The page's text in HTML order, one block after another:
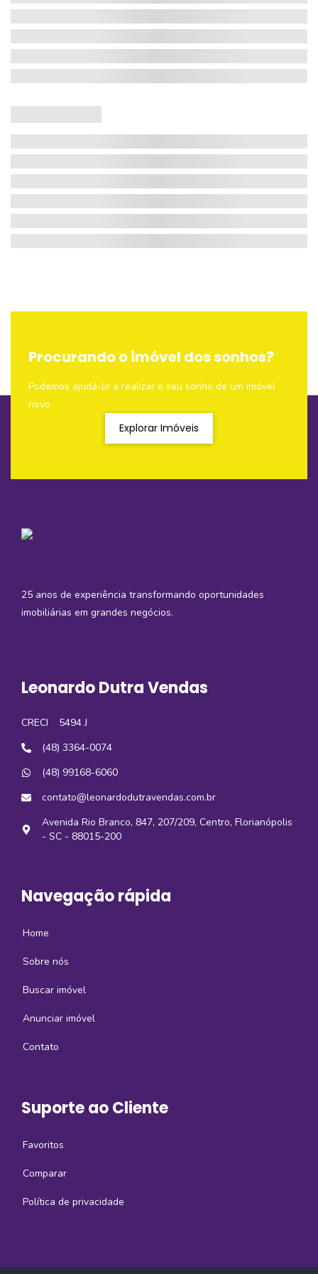
Procurando o imóvel dos sonhos?
Podemos ajudá-lo a realizar o seu sonho de um imóvel
novo
Explorar Imóveis
25 anos de experiência transformando oportunidades
imobiliárias em grandes negócios.
Leonardo Dutra Vendas
CRECI
5494 J
(48) 3364-0074
(48) 99168-6060
contato@leonardodutravendas.com.br
Avenida Rio Branco, 847, 207/209, Centro, Florianópolis
- SC - 88015-200
Navegação rápida
Home
Sobre nós
Buscar imóvel
Anunciar imóvel
Contato
Suporte ao Cliente
Favoritos
Comparar
Política de privacidade